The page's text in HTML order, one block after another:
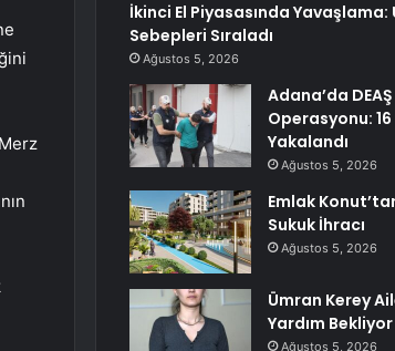
İkinci El Piyasasında Yavaşlama:
Sebepleri Sıraladı
Ağustos 5, 2026
Adana’da DEAŞ
Operasyonu:
Yakalandı
Ağustos 5, 2026
Emlak
Sukuk İhracı
Ağustos 5, 2026
Ümran Kerey
Yardım Bekliyor
Ağustos 5, 2026